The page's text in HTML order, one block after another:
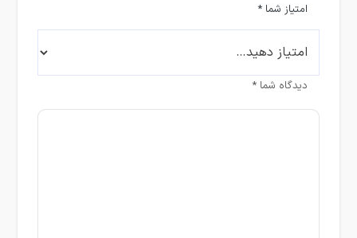
امتیاز شما*
دیدگاه شما*